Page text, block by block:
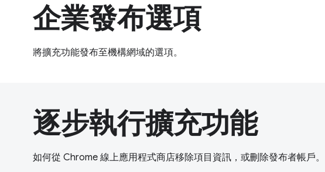
企業發布選項
將擴充功能發布至機構網域的選項。
逐步執行擴充功能
如何從 Chrome 線上應用程式商店移除項目資訊，或刪除發布者帳戶。